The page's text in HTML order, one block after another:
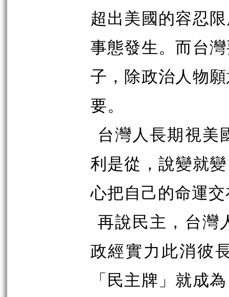
超出美國的容忍
事態發生。而台
子，除政治人物
要。
台灣人長期視美
利是從，說變就
心把自己的命運
再說民主，台灣
政經實力此消彼
「民主牌」就成